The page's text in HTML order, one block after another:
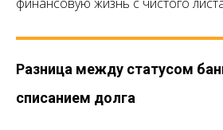
Разница между статусом
списанием долга